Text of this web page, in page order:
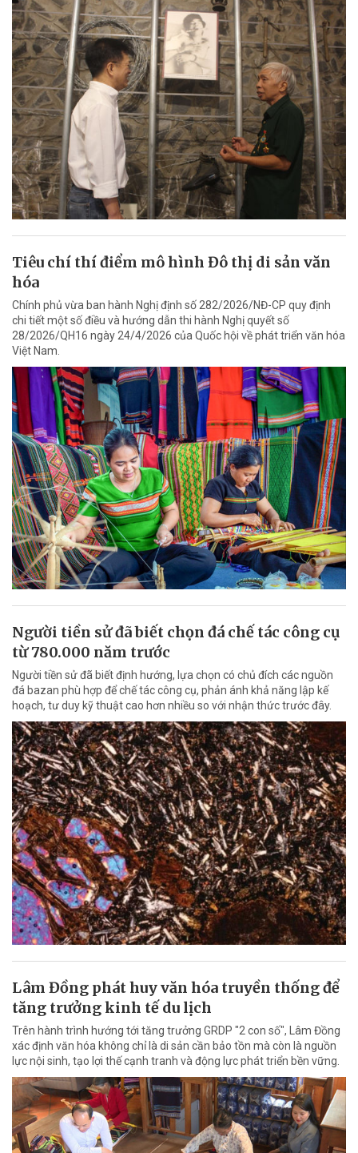
Tiêu chí thí điểm mô hình Đô thị di sản văn
hóa
Chính phủ vừa ban hành Nghị định số 282/2026/NĐ-CP quy định
chi tiết một số điều và hướng dẫn thi hành Nghị quyết số
28/2026/QH16 ngày 24/4/2026 của Quốc hội về phát triển văn hóa
Việt Nam.
Người tiền sử đã biết chọn đá chế tác công cụ
từ 780.000 năm trước
Người tiền sử đã biết định hướng, lựa chọn có chủ đích các nguồn
đá bazan phù hợp để chế tác công cụ, phản ánh khả năng lập kế
hoạch, tư duy kỹ thuật cao hơn nhiều so với nhận thức trước đây.
Lâm Đồng phát huy văn hóa truyền thống để
tăng trưởng kinh tế du lịch
Trên hành trình hướng tới tăng trưởng GRDP "2 con số", Lâm Đồng
xác định văn hóa không chỉ là di sản cần bảo tồn mà còn là nguồn
lực nội sinh, tạo lợi thế cạnh tranh và động lực phát triển bền vững.